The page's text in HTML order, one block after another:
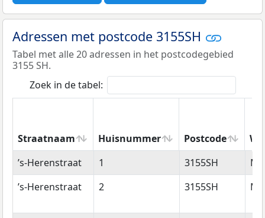
Adressen met postcode 3155SH
Tabel met alle 20 adressen in het postcodegebied
3155 SH.
Zoek in de tabel:
Straatnaam Huisnummer Postcode
Straatnaam
Huisnummer Postcode
’s-Herenstraat 1 3155SH
’s-Herenstraat
2 3155SH